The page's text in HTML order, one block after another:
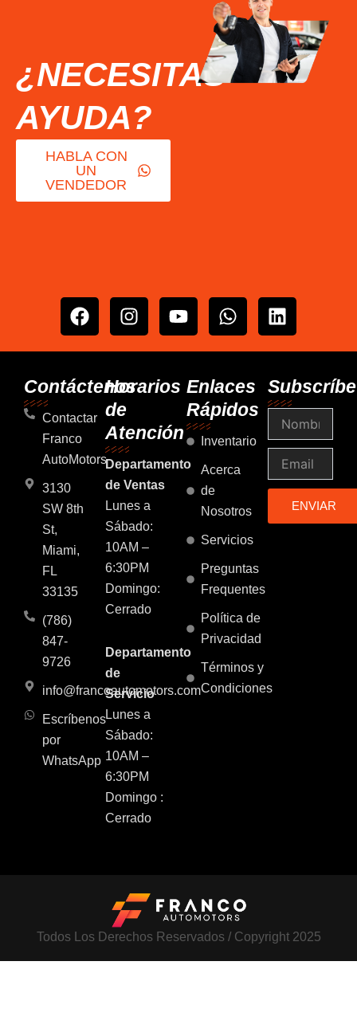
¿NECESITAS
AYUDA?
HABLA CON
UN
VENDEDOR
F
a
b
o
k
I
n
a
a
m
Y
o
u
e
W
h
s
a
p
p
L
i
e
d
n
Contáctenos
Contactar
Franco
AutoMotors
3130
SW 8th
St,
Miami,
FL
33135
(786)
847-
9726
info@francoautomotors.com
Escríbenos
por
WhatsApp
Horarios
de
Atención
Departamento
de Ventas
Lunes a
Sábado:
10AM –
6:30PM
Domingo:
Cerrado
Departamento
de
Servicio
Lunes a
Sábado:
10AM –
6:30PM
Domingo :
Cerrado
Enlaces
Rápidos
Inventario
Acerca
de
Nosotros
Servicios
Preguntas
Frequentes
Política de
Privacidad
Términos y
Condiciones
ENVIAR
Todos Los Derechos Reservados / Copyright 2025